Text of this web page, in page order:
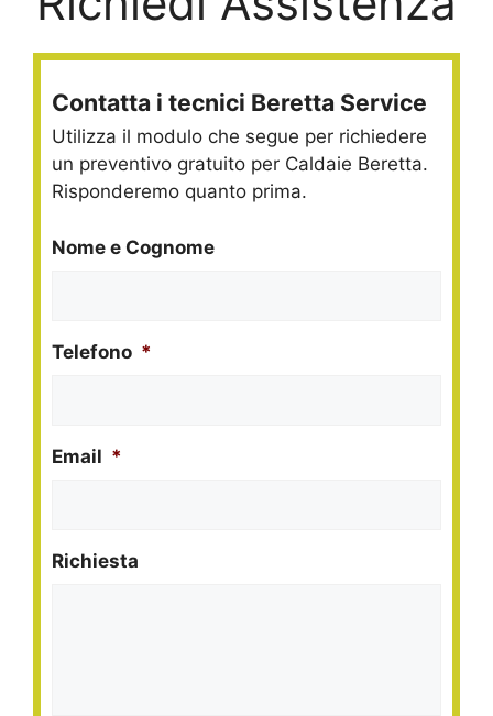
Contatta i tecnici Beretta Service
Utilizza il modulo che segue per richiedere
un preventivo gratuito per Caldaie Beretta.
Risponderemo quanto prima.
Nome e Cognome
Telefono *
Email *
Richiesta